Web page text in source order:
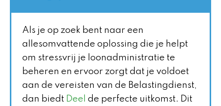
Als je op zoek bent naar een
allesomvattende oplossing die je helpt
om stressvrij je loonadministratie te
beheren en ervoor zorgt dat je voldoet
aan de vereisten van de Belastingdienst,
dan biedt Deel de perfecte uitkomst. Dit